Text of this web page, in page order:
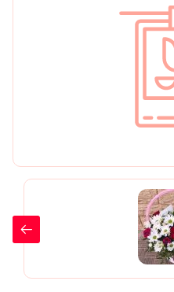
Цветы любимой
Цветы дочери